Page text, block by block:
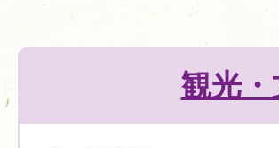
観光